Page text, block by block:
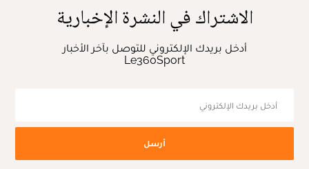
الاشتراك في النشرة الإخبارية
أدخل بريدك الإلكتروني للتوصل بآخر الأخبار
Le360Sport
أرسل